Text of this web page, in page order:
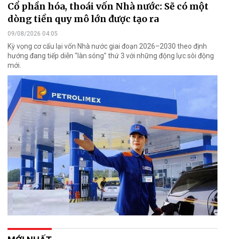
Cổ phần hóa, thoái vốn Nhà nước: Sẽ có một
dòng tiền quy mô lớn được tạo ra
09/08/2026 04:05
Kỳ vọng cơ cấu lại vốn Nhà nước giai đoạn 2026–2030 theo định
hướng đang tiếp diễn "làn sóng" thứ 3 với những động lực sôi động
mới.